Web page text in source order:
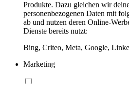
Produkte. Dazu gleichen wir
personenbezogenen Daten mit
ab und nutzen deren Online-
Dienste bereits nutzt:
Bing, Criteo, Meta, Google,
Marketing